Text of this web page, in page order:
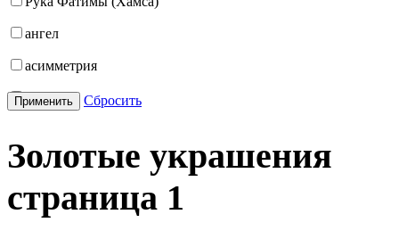
17-19.5
17-20,5
ангел
асимметрия
бабочка
башня
бесконечность
Применить Сбросить
Золотые украшения
страница 1